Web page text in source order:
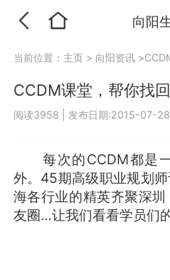
向阳
当前位置： 主页 > 向阳资讯
CCDM课堂，帮你找
阅读3958 发布日期:2015-07-28
每次的CCDM都是一
外。45期高级职业规划
海各行业的精英齐聚深
友圈…让我们看看学员们